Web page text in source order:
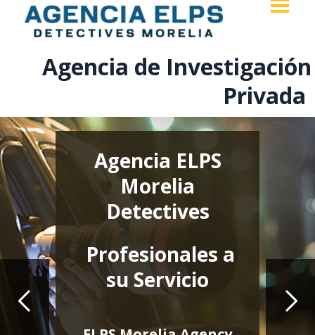
Agencia de Investigación
Privada
Investigadores y
Técnicos
Calificados
Servicios
Confiables y